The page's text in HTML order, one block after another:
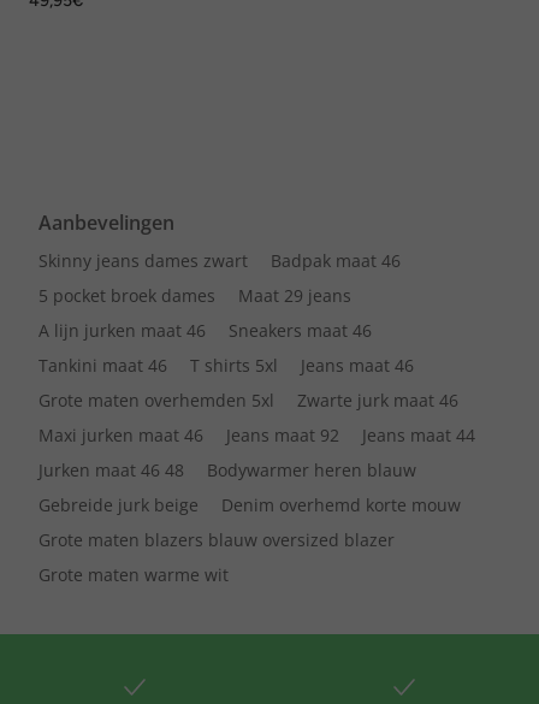
Aanbevelingen
Skinny jeans dames zwart
Badpak maat 46
5 pocket broek dames
Maat 29 jeans
A lijn jurken maat 46
Sneakers maat 46
Tankini maat 46
T shirts 5xl
Jeans maat 46
Grote maten overhemden 5xl
Zwarte jurk maat 46
Maxi jurken maat 46
Jeans maat 92
Jeans maat 44
Jurken maat 46 48
Bodywarmer heren blauw
Gebreide jurk beige
Denim overhemd korte mouw
Grote maten blazers blauw oversized blazer
Grote maten warme wit